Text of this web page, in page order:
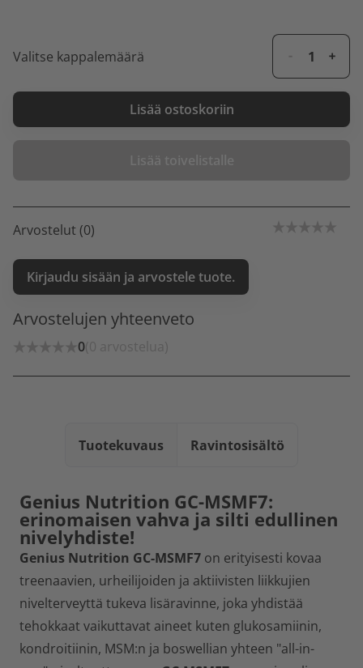
Valitse kappalemäärä
Lisää ostoskoriin
Lisää toivelistalle
Arvostelut (0)
Kirjaudu sisään ja arvostele tuote.
Arvostelujen yhteenveto
0(0 arvostelua)
Tuotekuvaus Ravintosisältö
Genius Nutrition GC-MSMF7:
erinomaisen vahva ja silti edullinen
nivelyhdiste!
Genius Nutrition GC-MSMF7 on erityisesti kovaa
treenaavien, urheilijoiden ja aktiivisten liikkujien
nivelterveyttä tukeva lisäravinne, joka yhdistää
tehokkaat vaikuttavat aineet kuten glukosamiinin,
kondroitiinin, MSM:n ja boswellian yhteen "all-in-